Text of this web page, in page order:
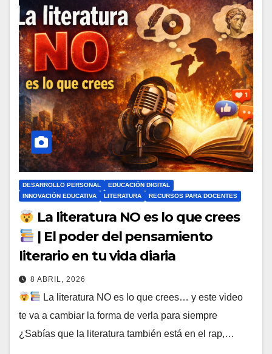
DESARROLLO PERSONAL
EDUCACIÓN DIGITAL
INNOVACIÓN EDUCATIVA
LITERATURA RECURSOS PARA DOCENTES
La literatura NO es lo que crees
| El poder del pensamiento
literario en tu vida diaria
8 ABRIL, 2026
La literatura NO es lo que crees… y este video
te va a cambiar la forma de verla para siempre
¿Sabías que la literatura también está en el rap,…